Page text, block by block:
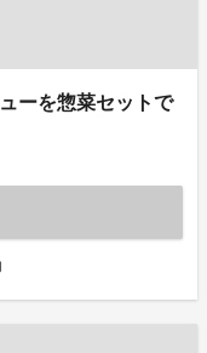
ーを惣菜セットで